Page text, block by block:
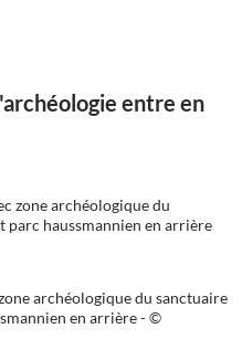
entre en
archéologique du sanctuaire
en arrière - ©